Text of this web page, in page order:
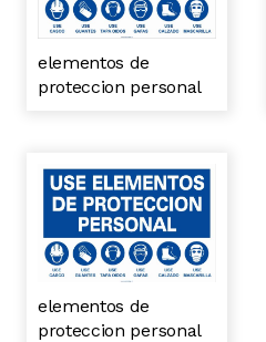
elementos de
proteccion personal
elementos de
proteccion personal